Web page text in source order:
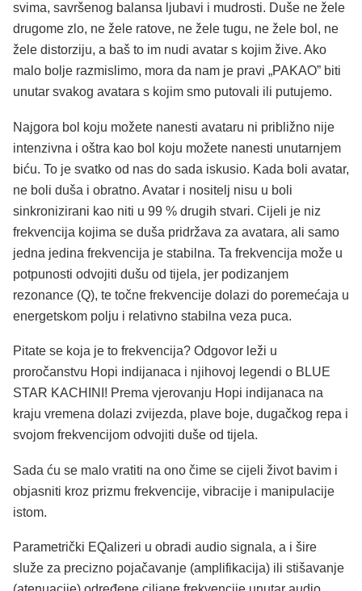
svima, savršenog balansa ljubavi i mudrosti. Duše ne žele
drugome zlo, ne žele ratove, ne žele tugu, ne žele bol, ne
žele distorziju, a baš to im nudi avatar s kojim žive. Ako
malo bolje razmislimo, mora da nam je pravi „PAKAO” biti
unutar svakog avatara s kojim smo putovali ili putujemo.
Najgora bol koju možete nanesti avataru ni približno nije
intenzivna i oštra kao bol koju možete nanesti unutarnjem
biću. To je svatko od nas do sada iskusio. Kada boli avatar,
ne boli duša i obratno. Avatar i nositelj nisu u boli
sinkronizirani kao niti u 99 % drugih stvari. Cijeli je niz
frekvencija kojima se duša pridržava za avatara, ali samo
jedna jedina frekvencija je stabilna. Ta frekvencija može u
potpunosti odvojiti dušu od tijela, jer podizanjem
rezonance (Q), te točne frekvencije dolazi do poremećaja u
energetskom polju i relativno stabilna veza puca.
Pitate se koja je to frekvencija? Odgovor leži u
proročanstvu Hopi indijanaca i njihovoj legendi o BLUE
STAR KACHINI! Prema vjerovanju Hopi indijanaca na
kraju vremena dolazi zvijezda, plave boje, dugačkog repa i
svojom frekvencijom odvojiti duše od tijela.
Sada ću se malo vratiti na ono čime se cijeli život bavim i
objasniti kroz prizmu frekvencije, vibracije i manipulacije
istom.
Parametrički EQalizeri u obradi audio signala, a i šire
služe za precizno pojačavanje (amplifikacija) ili stišavanje